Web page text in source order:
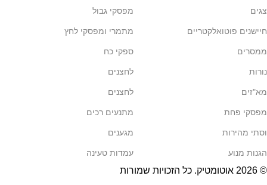
צגים מפסקי גבול
חיישנים פוטואלקטריים מתמרי ומפסקי לחץ
ממסרים ספקי כח
נורות לחצנים
מא"זים לחצנים
מפסקי פחת מתנעים רכים
וסתי מהירות מגענים
הגנות מנוע עמדות טעינה
© 2026 אוטומטיק. כל הזכויות שמורות